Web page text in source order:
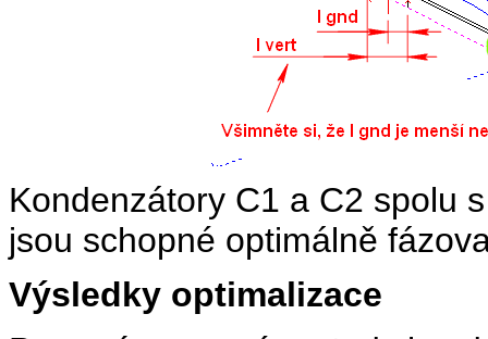
Kondenzátory C1 a C2 spolu
jsou schopné optimálně
Výsledky optimalizace